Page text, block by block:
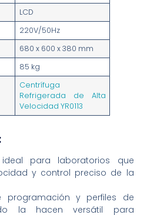
LCD
220V/50Hz
680 x 600 x 380 mm
85 kg
Centrífuga
Refrigerada de Alta
Velocidad YR0113
para laboratorios que
y control preciso de la
programación y perfiles de
la hacen versátil para